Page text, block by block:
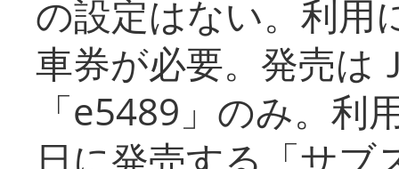
の設定はない。利用
車券が必要。発売は
「e5489」のみ。利